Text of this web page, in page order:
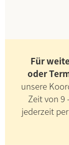
Für
oder
unsere
Zeit von 9
jederzeit